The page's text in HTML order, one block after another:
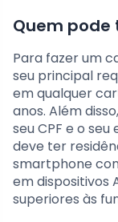
Quem pode
Para fazer um
seu principal
em qualquer
anos. Além
seu CPF e o
deve ter
smartphone
em dispositivos
superiores às